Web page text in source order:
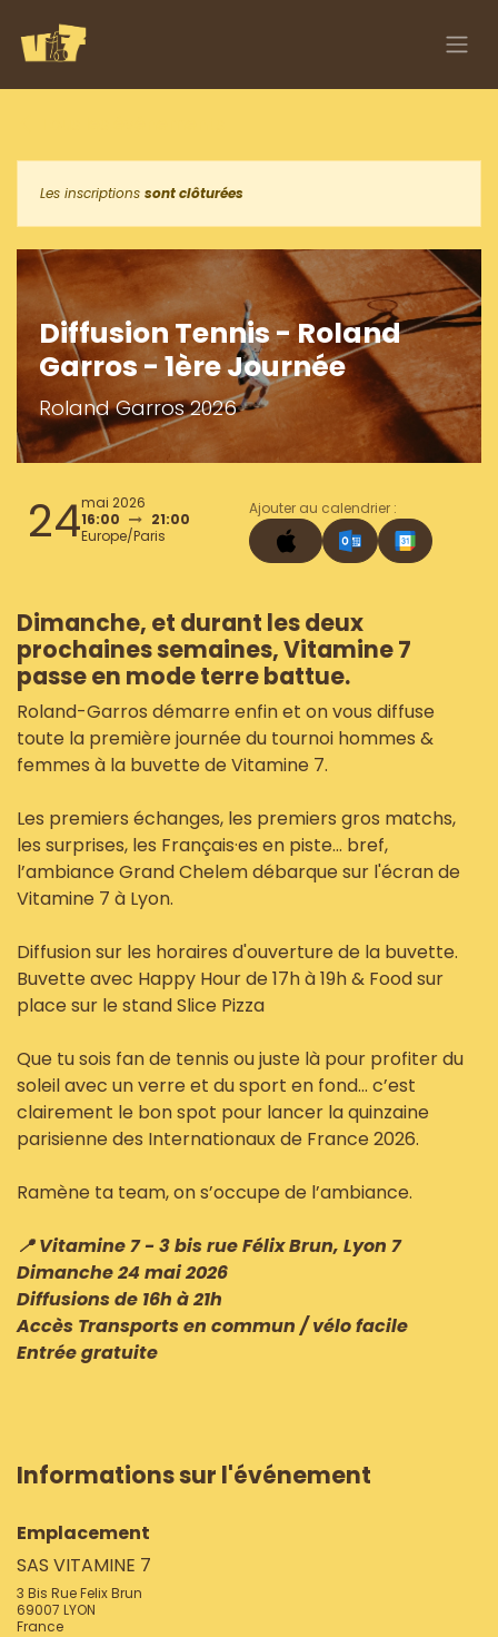
Les inscriptions sont clôturées
Diffusion Tennis - Roland
Garros - 1ère Journée
Roland Garros 2026
24mai 2026
16:00
21:00
Europe/Paris
Ajouter au calendrier :
Dimanche, et durant les deux
prochaines semaines, Vitamine 7
passe en mode terre battue.
Roland-Garros démarre enfin et on vous diffuse
toute la première journée du tournoi hommes &
femmes à la buvette de Vitamine 7.
Les premiers échanges, les premiers gros matchs,
les surprises, les Français·es en piste… bref,
l’ambiance Grand Chelem débarque sur l'écran de
Vitamine 7 à Lyon.
Diffusion sur les horaires d'ouverture de la buvette.
Buvette avec Happy Hour de 17h à 19h & Food sur
place sur le stand Slice Pizza
Que tu sois fan de tennis ou juste là pour profiter du
soleil avec un verre et du sport en fond… c’est
clairement le bon spot pour lancer la quinzaine
parisienne des Internationaux de France 2026.
Ramène ta team, on s’occupe de l’ambiance.
📍 Vitamine 7 - 3 bis rue Félix Brun, Lyon 7
Dimanche 24 mai 2026
Diffusions de 16h à 21h
Accès Transports en commun / vélo facile
Entrée gratuite
Informations sur l'événement
Emplacement
SAS VITAMINE 7
3 Bis Rue Felix Brun
69007 LYON
France